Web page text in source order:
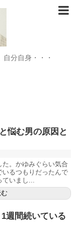
自分自身・・・
悩む男の原因と
。かゆみぐらい気合
るつもりだったんで
いまし...
週間続いている